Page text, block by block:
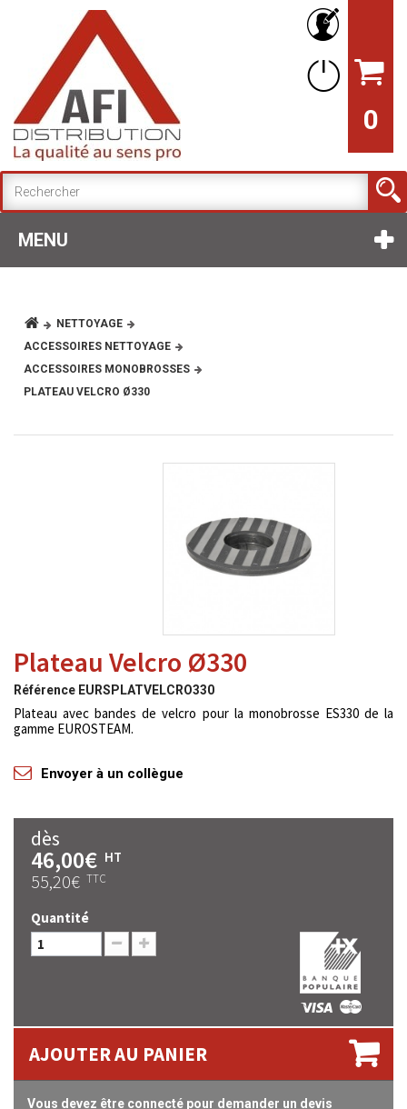
0
MENU
NETTOYAGE
ACCESSOIRES NETTOYAGE
ACCESSOIRES MONOBROSSES
PLATEAU VELCRO Ø330
Plateau Velcro Ø330
Référence EURSPLATVELCRO330
Plateau avec bandes de velcro pour la monobrosse ES330 de la
gamme EUROSTEAM.
Envoyer à un collègue
dès
46,00€ HT
55,20€ TTC
Quantité
AJOUTER AU PANIER
Vous devez être connecté pour demander un devis